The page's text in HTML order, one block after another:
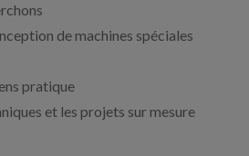
de machines spéciales
pratique
et les projets sur mesure